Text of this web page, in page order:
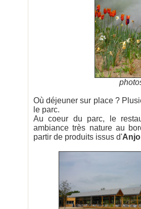
Où déjeuner sur place ?
le parc.
Au coeur du parc, le
ambiance très nature au
partir de produits issus d'